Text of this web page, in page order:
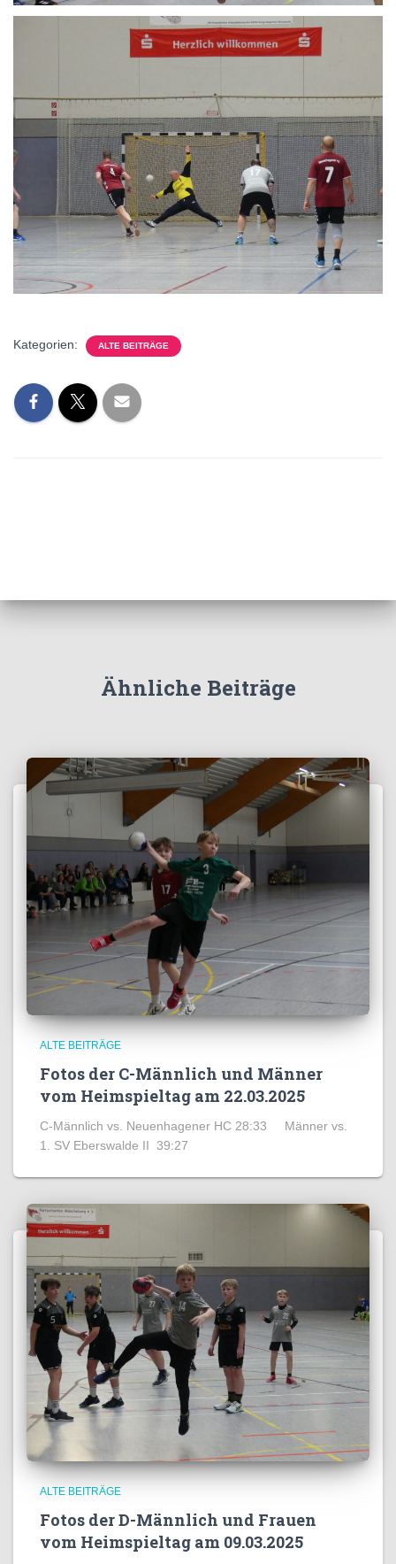
Kategorien: ALTE BEITRÄGE
Ähnliche Beiträge
ALTE BEITRÄGE
Fotos der C-Männlich und Männer
vom Heimspieltag am 22.03.2025
C-Männlich vs. Neuenhagener HC 28:33 Männer vs.
1. SV Eberswalde II 39:27
ALTE BEITRÄGE
Fotos der D-Männlich und Frauen
vom Heimspieltag am 09.03.2025